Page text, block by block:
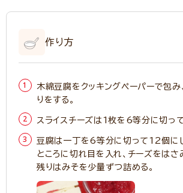
作り方
木綿豆腐をクッキングペーパーで包み
りをする。
スライスチーズは1枚を6等分に切っ
豆腐は一丁を6等分に切って12個に
ところに切れ目を入れ、チーズをはさ
残りはみそを少量ずつ詰める。